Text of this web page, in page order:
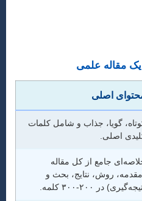
مقاله علمی
اصلی
گویا، جذاب و شامل کلمات
اصلی.
جامع از کل مقاله
روش، نتایج، بحث و
در ۲۰۰-۳۰۰ کلمه.